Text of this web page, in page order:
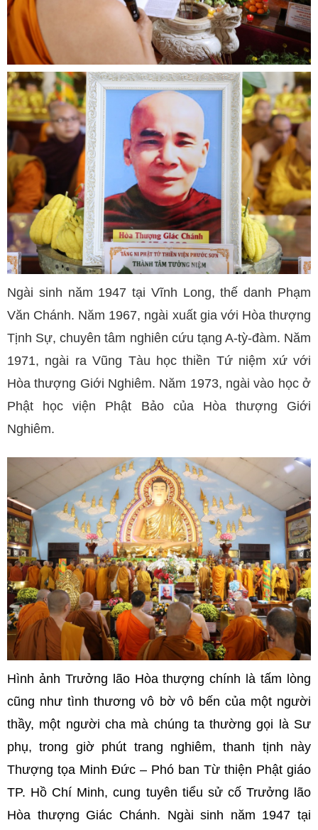
Ngài sinh năm 1947 tại Vĩnh Long, thế danh Phạm
Văn Chánh. Năm 1967, ngài xuất gia với Hòa thượng
Tịnh Sự, chuyên tâm nghiên cứu tạng A-tỳ-đàm. Năm
1971, ngài ra Vũng Tàu học thiền Tứ niệm xứ với
Hòa thượng Giới Nghiêm. Năm 1973, ngài vào học ở
Phật học viện Phật Bảo của Hòa thượng Giới
Nghiêm.
Hình ảnh Trưởng lão Hòa thượng chính là tấm lòng
cũng như tình thương vô bờ vô bến của một người
thầy, một người cha mà chúng ta thường gọi là Sư
phụ, trong giờ phút trang nghiêm, thanh tịnh này
Thượng tọa Minh Đức – Phó ban Từ thiện Phật giáo
TP. Hồ Chí Minh, cung tuyên tiểu sử cố Trưởng lão
Hòa thượng Giác Chánh. Ngài sinh năm 1947 tại